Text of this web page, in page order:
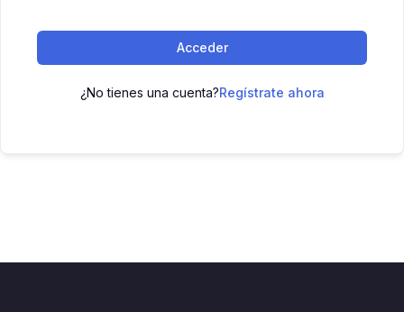
Acceder
¿No tienes una cuenta?Regístrate ahora